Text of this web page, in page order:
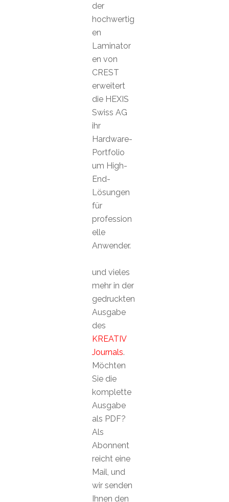
der
hochwertig
en
Laminator
en von
CREST
erweitert
die HEXIS
Swiss AG
ihr
Hardware-
Portfolio
um High-
End-
Lösungen
für
profession
elle
Anwender.
und vieles
mehr in der
gedruckten
Ausgabe
des
KREATIV
Journals.
Möchten
Sie die
komplette
Ausgabe
als PDF?
Als
Abonnent
reicht eine
Mail, und
wir senden
Ihnen den